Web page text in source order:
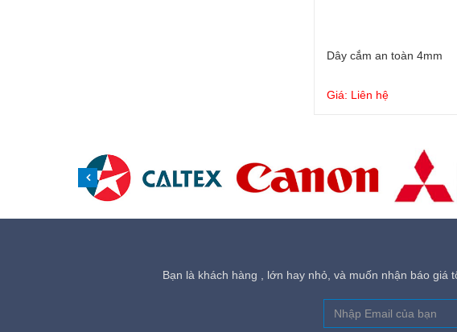
Dây cắm an toàn 4mm
Giá: Liên hệ
Bạn là khách hàng , lớn hay nhỏ, và muốn nhận báo